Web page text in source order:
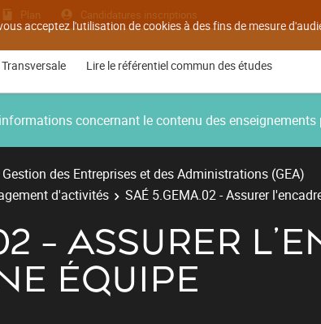
acceptez l'utilisation de cookies à des fins de mesure
Plan Candidatures inscriptions
Lire le référentiel commun des études
concernant le contenu des enseignements
Gestion des Entreprises et des Administrations (GEA)
d'activités
SAÉ 5.GEMA.02 - Assurer
- ASSURER
ÉQUIPE